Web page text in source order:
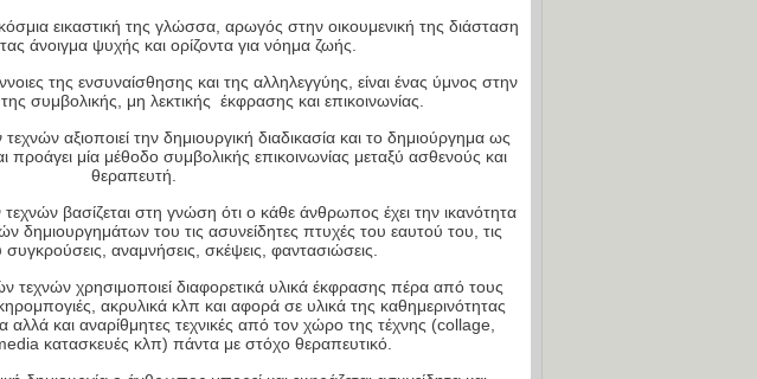
εικαστική της γλώσσα, αρωγός στην οικουμενική της διάσταση
άνοιγμα ψυχής και ορίζοντα για νόημα ζωής.
της ενσυναίσθησης και της αλληλεγγύης, είναι ένας ύμνος στην
συμβολικής, μη λεκτικής έκφρασης και επικοινωνίας.
αξιοποιεί την δημιουργική διαδικασία και το δημιούργημα ως
μία μέθοδο συμβολικής επικοινωνίας μεταξύ ασθενούς και
θεραπευτή.
βασίζεται στη γνώση ότι ο κάθε άνθρωπος έχει την ικανότητα
δημιουργημάτων του τις ασυνείδητες πτυχές του εαυτού του, τις
συγκρούσεις, αναμνήσεις, σκέψεις, φαντασιώσεις.
τεχνών χρησιμοποιεί διαφορετικά υλικά έκφρασης πέρα από τους
ακρυλικά κλπ και αφορά σε υλικά της καθημερινότητας
αλλά και αναρίθμητες τεχνικές από τον χώρο της τέχνης (collage,
κατασκευές κλπ) πάντα με στόχο θεραπευτικό.